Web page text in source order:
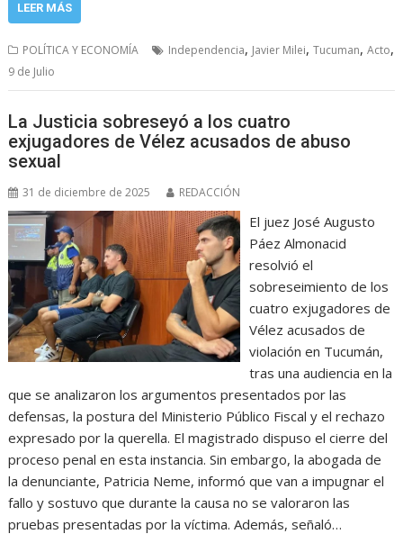
LEER MÁS
POLÍTICA Y ECONOMÍA Independencia, Javier Milei,Tucuman,Acto,
9 de Julio
La Justicia sobreseyó a los cuatro
exjugadores de Vélez acusados de abuso
sexual
31 de diciembre de 2025 REDACCIÓN
El juez José Augusto
Páez Almonacid
resolvió el
sobreseimiento de los
cuatro exjugadores de
Vélez acusados de
violación en Tucumán,
tras una audiencia en la
que se analizaron los argumentos presentados por las
defensas, la postura del Ministerio Público Fiscal y el rechazo
expresado por la querella. El magistrado dispuso el cierre del
proceso penal en esta instancia. Sin embargo, la abogada de
la denunciante, Patricia Neme, informó que van a impugnar el
fallo y sostuvo que durante la causa no se valoraron las
pruebas presentadas por la víctima. Además, señaló…